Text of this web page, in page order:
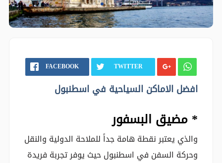
FACEBOOK TWITTER
افضل الاماكن السياحية في اسطنبول
* مضيق البسفور
والذي يعتبر نقطة هامة جداً للملاحة الدولية والنقل
وحركة السفن في اسطنبول حيث يوفر تجربة فريدة